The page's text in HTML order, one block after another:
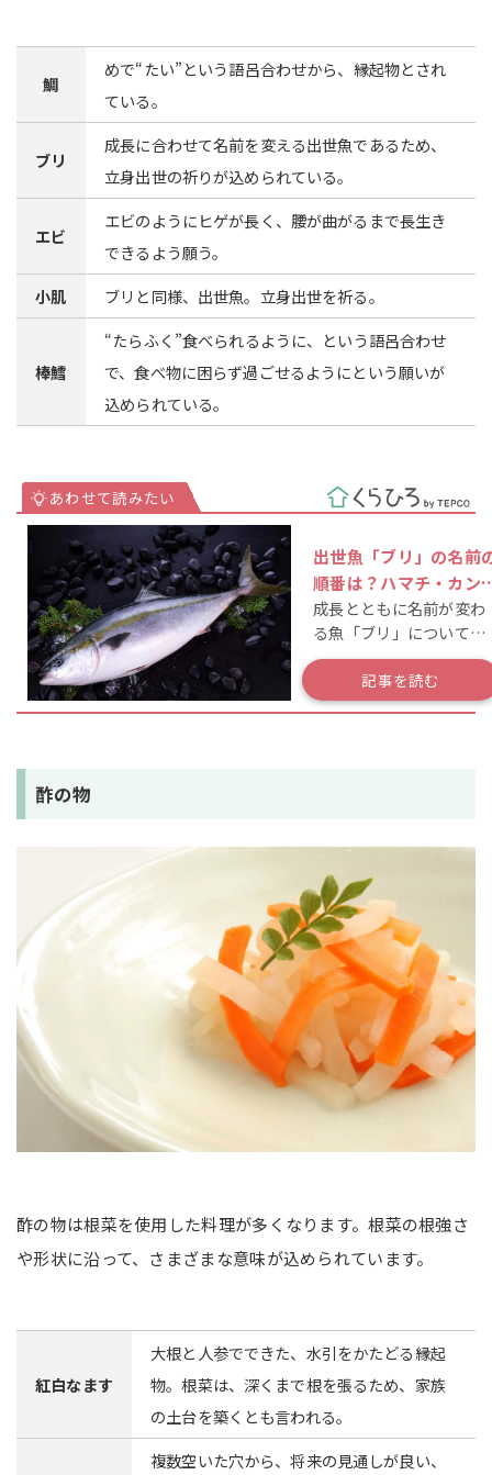
鯛
めで“たい”という語呂合わせから、縁起物とされ
ている。
ブリ
成長に合わせて名前を変える出世魚であるため、
立身出世の祈りが込められている。
エビ
エビのようにヒゲが長く、腰が曲がるまで長生き
できるよう願う。
小肌
ブリと同様、出世魚。立身出世を祈る。
棒鱈
“たらふく”食べられるように、という語呂合わせ
で、食べ物に困らず過ごせるようにという願いが
込められている。
出世魚「ブリ」の名前
順番は？ハマチ・カン
チ・ヒラマサとの違い
解説
成長とともに名前が変わ
る魚「ブリ」について解
説！おすすめレシピも紹
記事を読む
酢の物
酢の物は根菜を使用した料理が多くなります。根菜の根強さ
や形状に沿って、さまざまな意味が込められています。
紅白なます
大根と人参でできた、水引をかたどる縁起
物。根菜は、深くまで根を張るため、家族
の土台を築くとも言われる。
複数空いた穴から、将来の見通しが良い、